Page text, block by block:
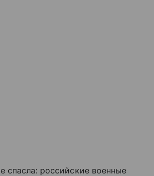
спасла: российские военные